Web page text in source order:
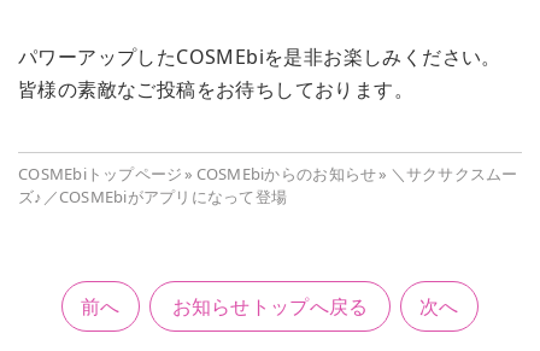
パワーアップしたCOSMEbiを是非お楽しみください。
皆様の素敵なご投稿をお待ちしております。
COSMEbiトップページ» COSMEbiからのお知らせ» ＼サクサクスムー
ズ♪／COSMEbiがアプリになって登場
前へ お知らせトップへ戻る 次へ